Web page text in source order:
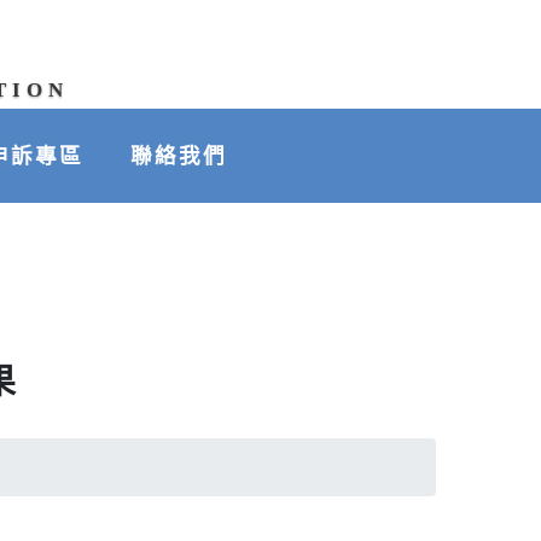
訴專區 聯絡我們